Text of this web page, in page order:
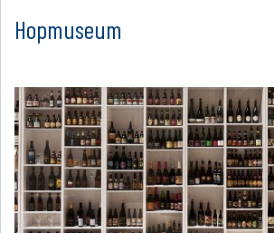
Hopmuseum